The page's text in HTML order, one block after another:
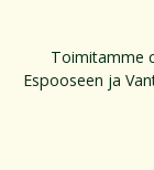
Toimitamme
Espooseen ja